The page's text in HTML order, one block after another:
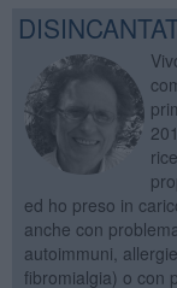
ed ho preso in
anche con
autoimmuni,
fibromialgia) o con